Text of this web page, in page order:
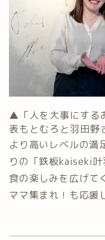
▲「人を大事にする
表もとむろと羽田野
より高いレベルの満
りの「鉄板kaiseki叶
食の楽しみを広げて
ママ集まれ！も応援